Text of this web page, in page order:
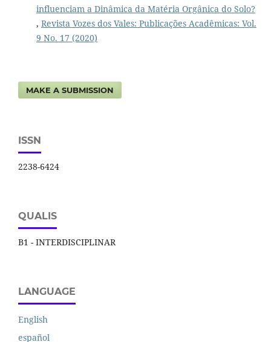
influenciam a Dinâmica da Matéria Orgânica do Solo?
, Revista Vozes dos Vales: Publicações Acadêmicas: Vol.
9 No. 17 (2020)
MAKE A SUBMISSION
ISSN
2238-6424
QUALIS
B1 - INTERDISCIPLINAR
LANGUAGE
English
español